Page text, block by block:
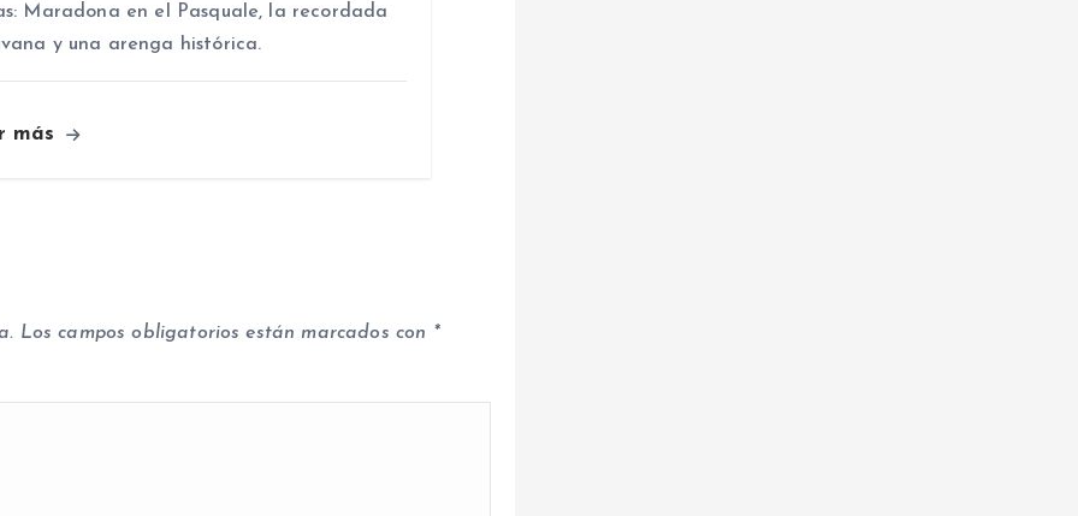
Maradona en el Pasquale, la recordada
y una arenga histórica.
más
Los campos obligatorios están marcados con *